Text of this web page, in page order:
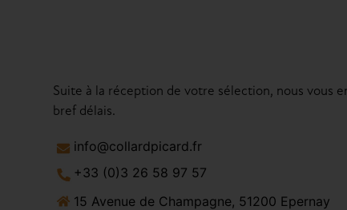
Suite à la réception de votre sélection, nous vous
bref délais.
info@collardpicard.fr
+33 (0)3 26 58 97 57
15 Avenue de Champagne, 51200 Epernay